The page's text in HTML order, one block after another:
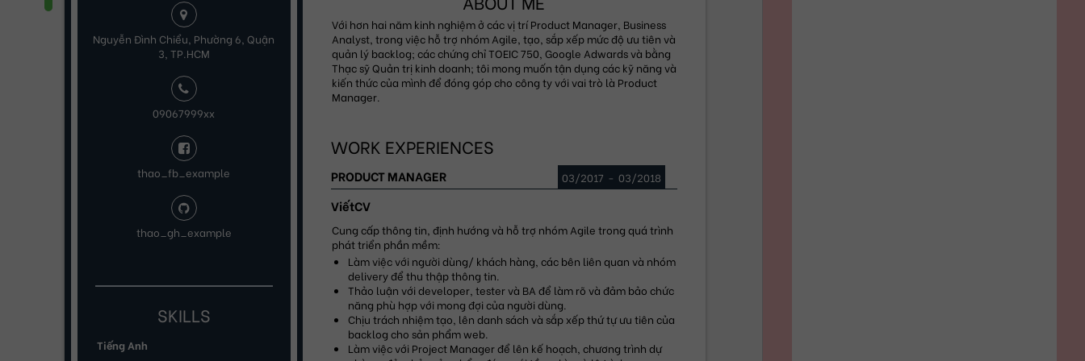
Nguyễn Đình Chiểu, Phường 6, Quận
3, TP.HCM
09067999xx
thao_fb_example
thao_gh_example
SKILLS
Tiếng Anh
Với hơn hai năm kinh nghiệm ở các vị trí Product Manager, Business
Analyst, trong việc hỗ trợ nhóm Agile, tạo, sắp xếp mức độ ưu tiên và
quản lý backlog; các chứng chỉ TOEIC 750, Google Adwards và bằng
Thạc sỹ Quản trị kinh doanh; tôi mong muốn tận dụng các kỹ năng và
kiến thức của mình để đóng góp cho công ty với vai trò là Product
Manager.
WORK EXPERIENCES
PRODUCT MANAGER 03/2017 - 03/2018
ViếtCV
Cung cấp thông tin, định hướng và hỗ trợ nhóm Agile trong quá trình
phát triển phần mềm:
Làm việc với người dùng/ khách hàng, các bên liên quan và nhóm
delivery để thu thập thông tin.
Thảo luận với developer, tester và BA để làm rõ và đảm bảo chức
năng phù hợp với mong đợi của người dùng.
Chịu trách nhiệm tạo, lên danh sách và sắp xếp thứ tự ưu tiên của
backlog cho sản phẩm web.
Làm việc với Project Manager để lên kế hoạch, chương trình dự